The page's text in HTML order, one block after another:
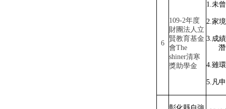
6
109-2年度
財團法人立
賢教育基金
會The
shiner清寒
獎助學金
1.未
2.家
3.成
4.雖
5. 凡